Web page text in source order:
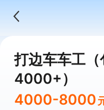
打边车车工
4000+）
4000-8000